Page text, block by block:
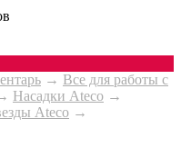
→ Все для работы с
Насадки Ateco →
Ateco →